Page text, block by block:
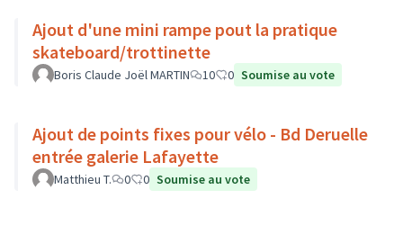
Ajout d'une mini rampe pout la pratique
skateboard/trottinette
Boris Claude Joël MARTIN 10 0 Soumise au vote
Ajout de points fixes pour vélo - Bd Deruelle
entrée galerie Lafayette
Matthieu T. 0 0 Soumise au vote